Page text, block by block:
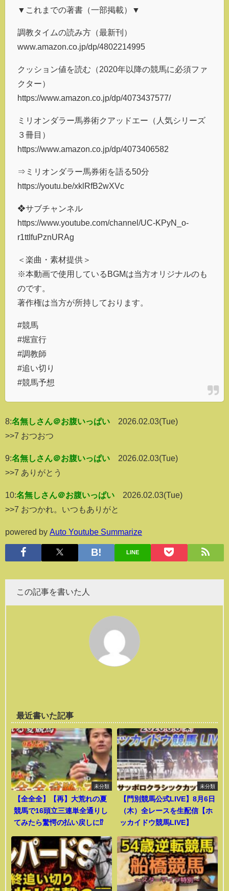
▼これまでの著書（一部掲載）▼
調教タイムの読み方（最新刊）
www.amazon.co.jp/dp/4802214995
クッション値を読む（2020年以降の競馬に必須ファ
クター）
https://www.amazon.co.jp/dp/4073437577/
ミリオンダラー馬券術クアッドエー（人気シリーズ
３冊目）
https://www.amazon.co.jp/dp/4073406582
⇒ミリオンダラー馬券術を語る50分
https://youtu.be/xklRfB2wXVc
❖サブチャンネル
https://www.youtube.com/channel/UC-KPyN_o-
r1ttIfuPznURAg
＜楽曲・素材提供＞
※本動画で使用しているBGMは当方オリジナルのも
のです。
著作権は当方が所持しております。
#競馬
#堀宣行
#調教師
#追い切り
#競馬予想
8:名無しさん＠お腹いっぱい
2026.02.03(Tue)
>>7 おつおつ
9:名無しさん＠お腹いっぱい
2026.02.03(Tue)
>>7 ありがとう
10:名無しさん＠お腹いっぱい
2026.02.03(Tue)
>>7 おつかれ。いつもありがと
powered by Auto Youtube Summarize
LINE
この記事を書いた人
最近書いた記事
未分類
【全全全】【再】大荒れの夏
競馬で16頭立三連単全通りし
てみたら驚愕の払い戻しに⁉︎
未分類
【門別競馬公式LIVE】8月6日
（木）全レースを生配信【ホ
ッカイドウ競馬LIVE】